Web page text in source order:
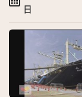
日